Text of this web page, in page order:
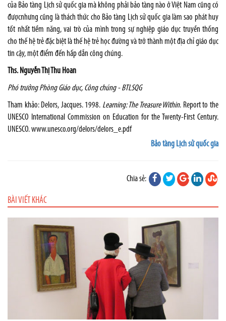
của Bảo tàng Lịch sử quốc gia mà không phải bảo tàng nào ở Việt Nam cũng có
đượcnhưng cũng là thách thức cho Bảo tàng Lịch sử quốc gia làm sao phát huy
tốt nhất tiềm năng, vai trò của mình trong sự nghiệp giáo dục truyền thống
cho thế hệ trẻ đặc biệt là thế hệ trẻ học đường và trở thành một địa chỉ giáo dục
tin cậy, một điểm đến hấp dẫn công chúng.
Ths. Nguyễn Thị Thu Hoan
Phó trưởng Phòng Giáo dục, Công chúng - BTLSQG
Tham khảo: Delors, Jacques. 1998. Learning: The Treasure Within. Report to the
UNESCO International Commission on Education for the Twenty-First Century.
UNESCO. www.unesco.org/delors/delors_e.pdf
Bảo tàng Lịch sử quốc gia
Chia sẻ:
BÀI VIẾT KHÁC